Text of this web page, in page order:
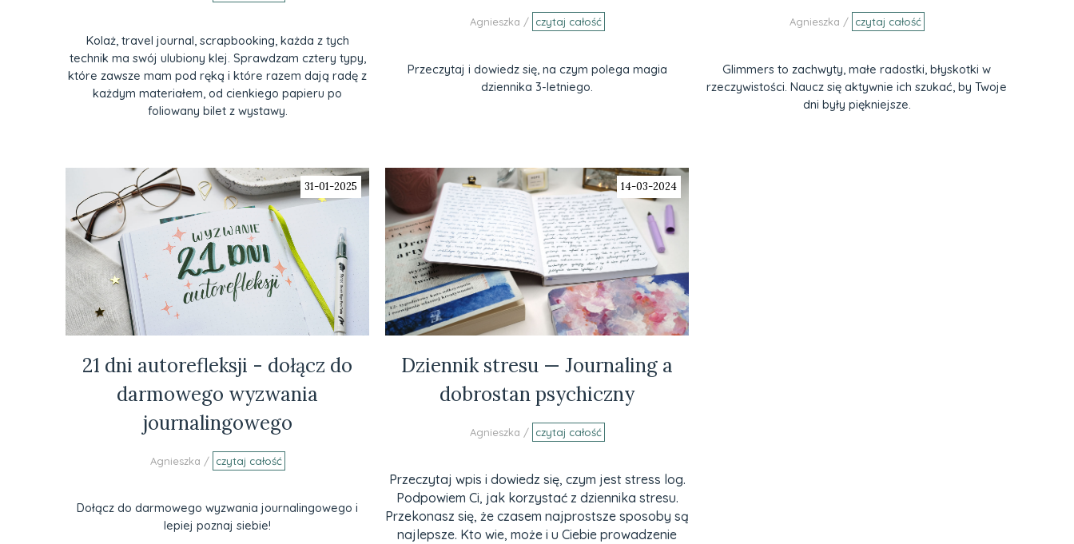
Kolaż, travel journal, scrapbooking, każda z tych
technik ma swój ulubiony klej. Sprawdzam cztery typy,
które zawsze mam pod ręką i które razem dają radę z
każdym materiałem, od cienkiego papieru po
foliowany bilet z wystawy.
Agnieszka / czytaj całość
Przeczytaj i dowiedz się, na czym polega magia
dziennika 3-letniego.
Agnieszka / czytaj całość
Glimmers to zachwyty, małe radostki, błyskotki w
rzeczywistości. Naucz się aktywnie ich szukać, by Twoje
dni były piękniejsze.
31-01-2025
21 dni autorefleksji - dołącz do
darmowego wyzwania
journalingowego
Agnieszka / czytaj całość
Dołącz do darmowego wyzwania journalingowego i
lepiej poznaj siebie!
14-03-2024
Dziennik stresu — Journaling a
dobrostan psychiczny
Agnieszka / czytaj całość
Przeczytaj wpis i dowiedz się, czym jest stress log.
Podpowiem Ci, jak korzystać z dziennika stresu.
Przekonasz się, że czasem najprostsze sposoby są
najlepsze. Kto wie, może i u Ciebie prowadzenie